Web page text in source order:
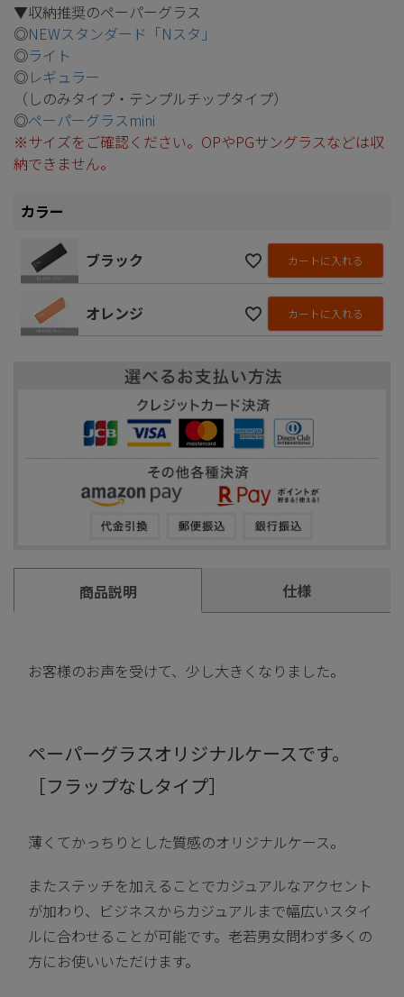
▼収納推奨のペーパーグラス
◎NEWスタンダード「Nスタ」
◎ライト
◎レギュラー
（しのみタイプ・テンプルチップタイプ）
◎ペーパーグラスmini
※サイズをご確認ください。OPやPGサングラスなどは収
納できません。
カラー
ブラック カートに入れる
オレンジ カートに入れる
商品説明 仕様
お客様のお声を受けて、少し大きくなりました。
ペーパーグラスオリジナルケースです。
［フラップなしタイプ］
薄くてかっちりとした質感のオリジナルケース。
またステッチを加えることでカジュアルなアクセント
が加わり、ビジネスからカジュアルまで幅広いスタイ
ルに合わせることが可能です。老若男女問わず多くの
方にお使いいただけます。